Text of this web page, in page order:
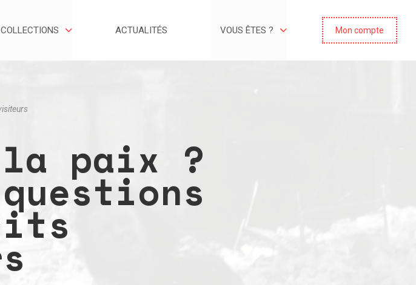
ACTUALITÉS VOUS ÊTES ? Mon compte
paix ?